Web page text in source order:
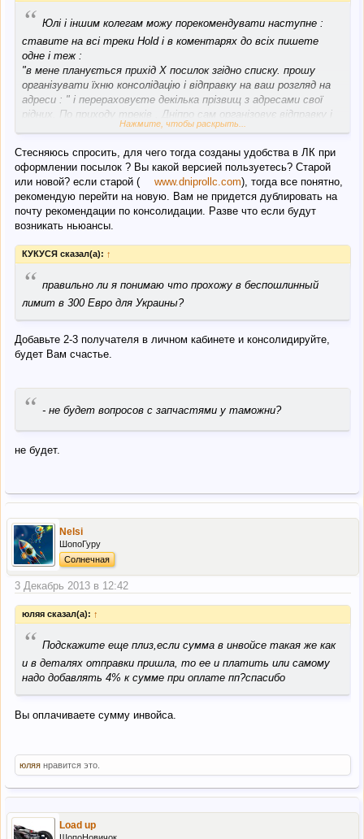
“ Юлі і іншим колегам можу порекомендувати наступне :
ставите на всі треки Hold і в коментарях до всіх пишете
одне і теж :
"в мене планується прихід Х посилок згідно списку. прошу
організувати їхню консолідацію і відправку на ваш розгляд на
адреси : " і перераховуєте декілька прізвищ з адресами свої
рідних. По приходу треків , Дніпро сам організовує відправку і
виставляє вартість доставки по сумованій масі. В мене йшло
але виставили рахунок на загальну масу. Тому роботу Дніпро
оцінюю на 5.
Нажмите, чтобы раскрыть...
Стесняюсь спросить, для чего тогда созданы удобства в ЛК при
оформлении посылок ? Вы какой версией пользуетесь? Старой
или новой? если старой (
www.dniprollc.com), тогда все понятно,
рекомендую перейти на новую. Вам не придется дублировать на
почту рекомендации по консолидации. Разве что если будут
возникать ньюансы.
КУКУСЯ сказал(а): ↑
“ правильно ли я понимаю что прохожу в беспошлинный
лимит в 300 Евро для Украины?
Добавьте 2-3 получателя в личном кабинете и консолидируйте,
будет Вам счастье.
“ - не будет вопросов с запчастями у таможни?
не будет.
Nelsi
ШопоГуру
Солнечная
3 Декабрь 2013 в 12:42
юляя сказал(а): ↑
“ Подскажите еще плиз,если сумма в инвойсе такая же как
и в деталях отправки пришла, то ее и платить или самому
надо добавлять 4% к сумме при оплате пп?спасибо
Вы оплачиваете сумму инвойса.
юляя нравится это.
Load up